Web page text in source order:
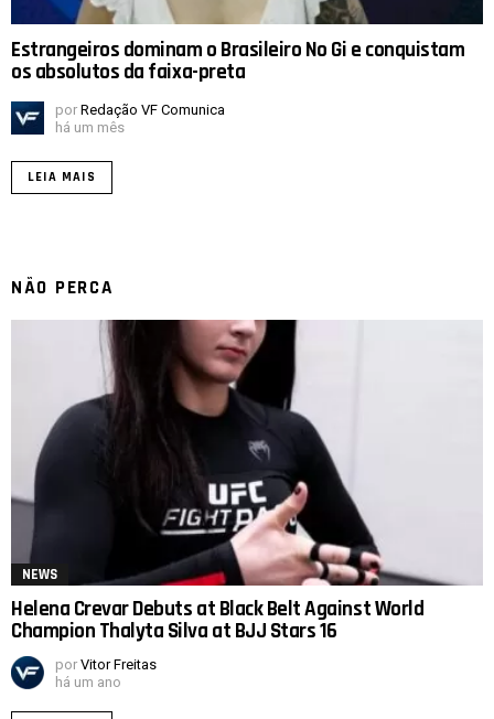
Estrangeiros dominam o Brasileiro No Gi e conquistam
os absolutos da faixa-preta
por Redação VF Comunica
há um mês
LEIA MAIS
NÃO PERCA
NEWS
Helena Crevar Debuts at Black Belt Against World
Champion Thalyta Silva at BJJ Stars 16
por Vitor Freitas
há um ano